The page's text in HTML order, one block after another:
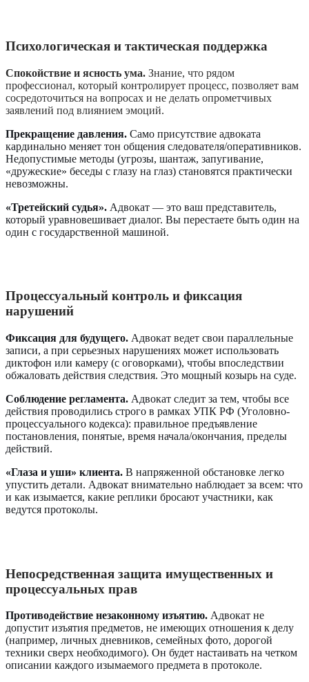
Психологическая и тактическая поддержка
Спокойствие и ясность ума. Знание, что рядом
профессионал, который контролирует процесс, позволяет вам
сосредоточиться на вопросах и не делать опрометчивых
заявлений под влиянием эмоций.
Прекращение давления. Само присутствие адвоката
кардинально меняет тон общения следователя/оперативников.
Недопустимые методы (угрозы, шантаж, запугивание,
«дружеские» беседы с глазу на глаз) становятся практически
невозможны.
«Третейский судья». Адвокат — это ваш представитель,
который уравновешивает диалог. Вы перестаете быть один на
один с государственной машиной.
Процессуальный контроль и фиксация
нарушений
Фиксация для будущего. Адвокат ведет свои параллельные
записи, а при серьезных нарушениях может использовать
диктофон или камеру (с оговорками), чтобы впоследствии
обжаловать действия следствия. Это мощный козырь на суде.
Соблюдение регламента. Адвокат следит за тем, чтобы все
действия проводились строго в рамках УПК РФ (Уголовно-
процессуального кодекса): правильное предъявление
постановления, понятые, время начала/окончания, пределы
действий.
«Глаза и уши» клиента. В напряженной обстановке легко
упустить детали. Адвокат внимательно наблюдает за всем: что
и как изымается, какие реплики бросают участники, как
ведутся протоколы.
Непосредственная защита имущественных и
процессуальных прав
Противодействие незаконному изъятию. Адвокат не
допустит изъятия предметов, не имеющих отношения к делу
(например, личных дневников, семейных фото, дорогой
техники сверх необходимого). Он будет настаивать на четком
описании каждого изымаемого предмета в протоколе.